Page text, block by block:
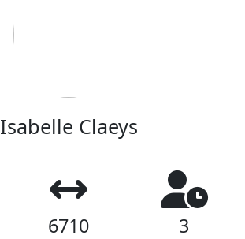
Isabelle Claeys
6710 3